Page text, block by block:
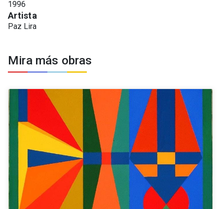
1996
Artista
Paz Lira
Mira más obras